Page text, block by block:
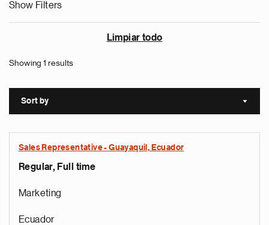
Show Filters
Limpiar todo
Showing 1 results
Sort by Sort
Sales Representative - Guayaquil, Ecuador
Regular, Full time
Marketing
Ecuador